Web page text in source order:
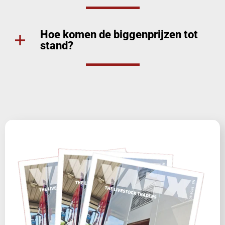
Hoe komen de biggenprijzen tot
stand?